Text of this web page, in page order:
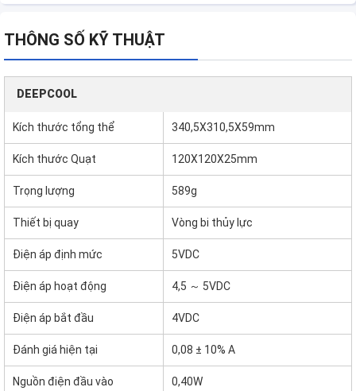
THÔNG SỐ KỸ THUẬT
DEEPCOOL
Kích thước tổng thể 340,5X310,5X59mm
Kích thước Quạt 120X120X25mm
Trọng lượng 589g
Thiết bị quay Vòng bi thủy lực
Điện áp định mức 5VDC
Điện áp hoạt động 4,5 ～ 5VDC
Điện áp bắt đầu 4VDC
Đánh giá hiện tại 0,08 ± 10% A
Nguồn điện đầu vào 0,40W